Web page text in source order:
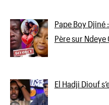
Pape Boy Djiné
Père sur Ndeye
El Hadji Diouf